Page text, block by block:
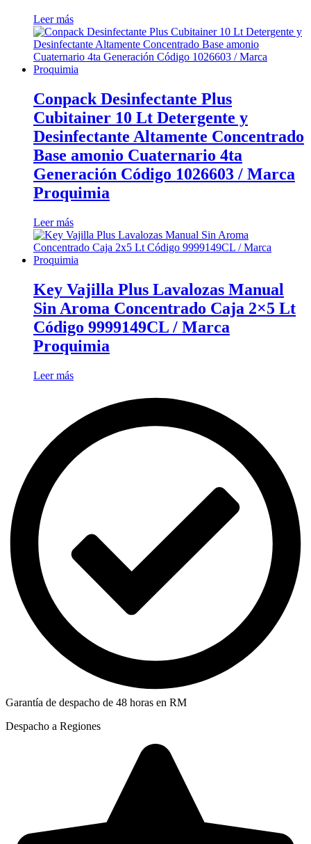
Leer más
Conpack Desinfectante Plus
Cubitainer 10 Lt Detergente y
Desinfectante Altamente Concentrado
Base amonio Cuaternario 4ta
Generación Código 1026603 / Marca
Proquimia
Leer más
Key Vajilla Plus Lavalozas Manual
Sin Aroma Concentrado Caja 2×5 Lt
Código 9999149CL / Marca
Proquimia
Leer más
Garantía de despacho de 48 horas en RM
Despacho a Regiones